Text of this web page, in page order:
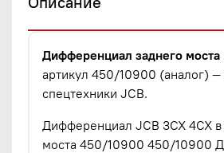
Дифференциал заднего моста
артикул 450/10900 (аналог) —
спецтехники JCB.
Дифференциал JCB 3CX 4CX в
моста 450/10900 450/10900